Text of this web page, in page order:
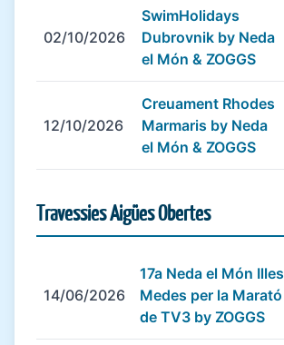
02/10/2026
SwimHolidays
Dubrovnik by Neda
el Món & ZOGGS
12/10/2026
Creuament Rhodes
Marmaris by Neda
el Món & ZOGGS
Travessies Aigües Obertes
14/06/2026
17a Neda el Món Illes
Medes per la Marató
de TV3 by ZOGGS